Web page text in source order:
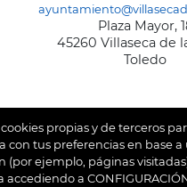
propias y de terceros
con tus preferencias en base
(por ejemplo, páginas
accediendo a
Plaza Mayor,
45260 Villaseca de
Toledo